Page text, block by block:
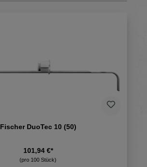
Fischer DuoTec 10 (50)
101,94 €*
(pro 100 Stück)